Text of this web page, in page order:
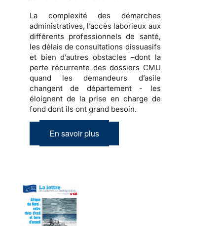
La complexité des démarches
administratives, l’accès laborieux aux
différents professionnels de santé,
les délais de consultations dissuasifs
et bien d’autres obstacles –dont la
perte récurrente des dossiers CMU
quand les demandeurs d’asile
changent de département - les
éloignent de la prise en charge de
fond dont ils ont grand besoin.
En savoir plus